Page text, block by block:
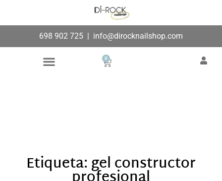
698 902 725 | info@dirocknailshop.com
0
Etiqueta: gel constructor